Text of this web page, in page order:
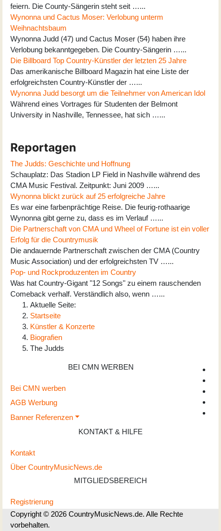
feiern. Die County-Sängerin steht seit …...
Wynonna und Cactus Moser: Verlobung unterm
Weihnachtsbaum
Wynonna Judd (47) und Cactus Moser (54) haben ihre
Verlobung bekanntgegeben. Die Country-Sängerin …...
Die Billboard Top Country-Künstler der letzten 25 Jahre
Das amerikanische Billboard Magazin hat eine Liste der
erfolgreichsten Country-Künstler der …...
Wynonna Judd besorgt um die Teilnehmer von American Idol
Während eines Vortrages für Studenten der Belmont
University in Nashville, Tennessee, hat sich …...
Reportagen
The Judds: Geschichte und Hoffnung
Schauplatz: Das Stadion LP Field in Nashville während des
CMA Music Festival. Zeitpunkt: Juni 2009 …...
Wynonna blickt zurück auf 25 erfolgreiche Jahre
Es war eine farbenprächtige Reise. Die feurig-rothaarige
Wynonna gibt gerne zu, dass es im Verlauf …...
Die Partnerschaft von CMA und Wheel of Fortune ist ein voller
Erfolg für die Countrymusik
Die andauernde Partnerschaft zwischen der CMA (Country
Music Association) und der erfolgreichsten TV …...
Pop- und Rockproduzenten im Country
Was hat Country-Gigant "12 Songs" zu einem rauschenden
Comeback verhalf. Verständlich also, wenn …...
Aktuelle Seite:
Startseite
Künstler & Konzerte
Biografien
The Judds
BEI CMN WERBEN
Bei CMN werben
AGB Werbung
Banner Referenzen
KONTAKT & HILFE
Kontakt
Über CountryMusicNews.de
MITGLIEDSBEREICH
Registrierung
Copyright © 2026 CountryMusicNews.de. Alle Rechte
vorbehalten.